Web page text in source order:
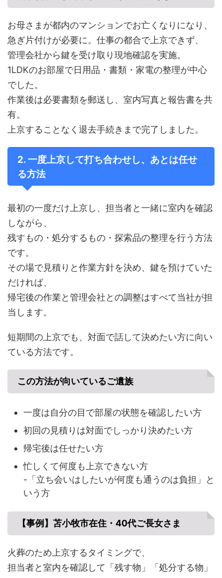
お母さまが都内のマンションでお亡くなりになり、
急ぎ片付けが必要に。仕事の都合で上京できず、
管理会社から鍵を受け取り現地確認を実施。
1LDKのお部屋で日用品・書類・家電の整理が中心
でした。
作業後は必要書類を郵送し、室内写真と報告書を共
有。
上京することなく退去手続きまで完了しました。
2. 一度上京して打ち合わせし、あとは任せ
る方法
最初の一度だけ上京し、担当者と一緒に室内を確認
しながら、
残すもの・処分するもの・探索品の整理を行う方法
です。
その場で見積りと作業方針を決め、鍵を預けていた
だければ、
帰宅後の作業と管理会社との調整はすべて当社が担
当します。
短期間の上京でも、対面で話して決めたい方に向い
ている方法です。
この方法が向いているご遺族
一度は自分の目で部屋の状態を確認したい方
初回の見積りは対面でしっかり決めたい方
帰宅後は任せたい方
忙しくて何度も上京できない方
-「立ち会いはしたいが何度も通うのは負担」と
いう方
【事例】苫小牧市在住・40代ご長女さま
火葬のため上京するタイミングで、
担当者と室内を確認して「残す物」「処分する物」